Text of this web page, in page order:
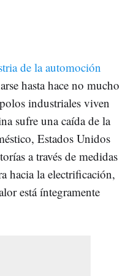
de la automoción
hasta hace no mucho
industriales viven
sufre una caída de la
Estados Unidos
a través de medidas
hacia la electrificación,
está íntegramente